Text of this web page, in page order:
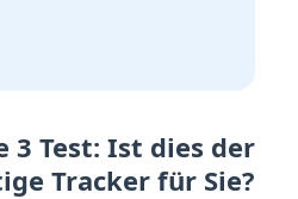
3 Test: Ist dies der
Tracker für Sie?